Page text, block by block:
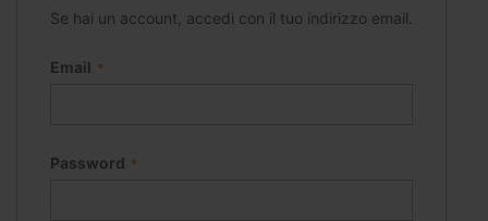
Se hai un account, accedi con il tuo indirizzo email.
Email
Password